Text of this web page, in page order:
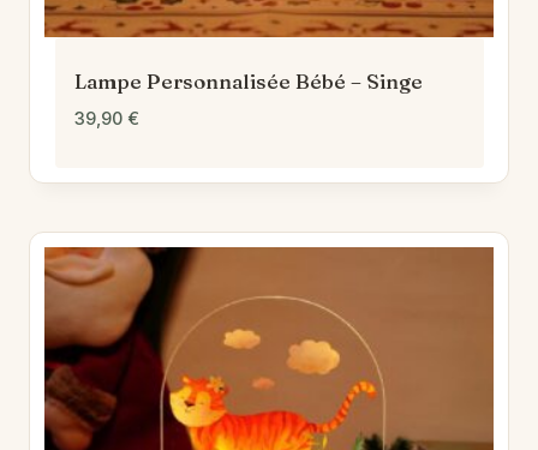
Lampe Personnalisée Bébé – Singe
39,90 €